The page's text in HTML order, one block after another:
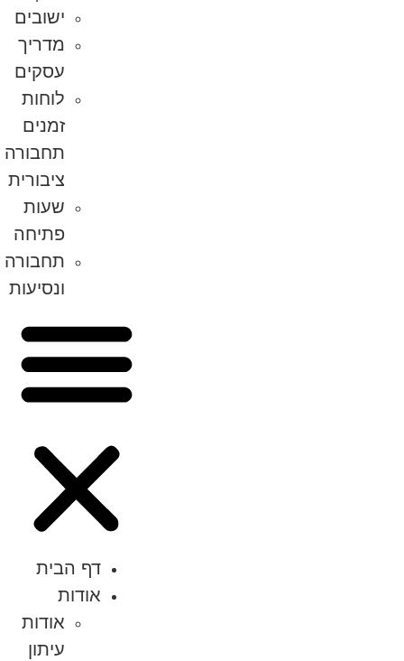
ישובים
מדריך
עסקים
לוחות
זמנים
תחבורה
ציבורית
שעות
פתיחה
תחבורה
ונסיעות
דף הבית
אודות
אודות
עיתון